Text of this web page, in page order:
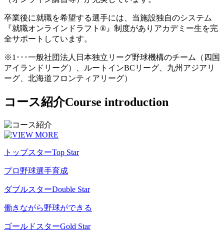
卒業後に就職を希望する選手には、当施設独自のシステム
『就職オンラインドラフト®』制度がありアカデミー生を完
全サポートしています。
※1･･･一般社団法人日本独立リーグ野球機構のチーム（四国
アイランドリーグ）、ルートインBCリーグ、九州アジアリ
ーグ、北海道フロンティアリーグ）
コース紹介Course introduction
トップスターTop Star
プロ野球選手育成
ダブルスターDouble Star
働きながら野球ができる
ゴールドスターGold Star